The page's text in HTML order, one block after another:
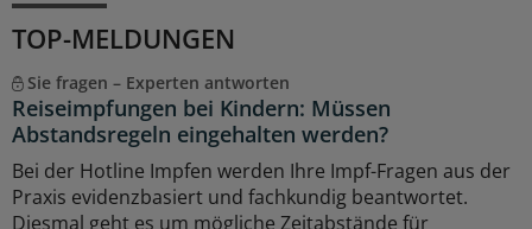
TOP-MELDUNGEN
Sie fragen – Experten antworten
Reiseimpfungen bei Kindern: Müssen
Abstandsregeln eingehalten werden?
Bei der Hotline Impfen werden Ihre Impf-Fragen aus der
Praxis evidenzbasiert und fachkundig beantwortet.
Diesmal geht es um mögliche Zeitabstände für